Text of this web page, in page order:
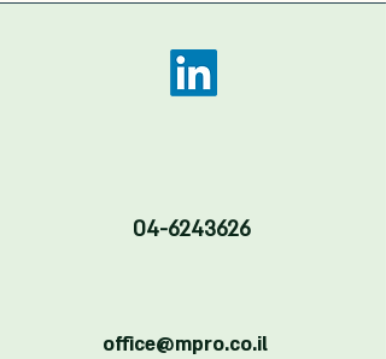
04-6243626
office@mpro.co.il